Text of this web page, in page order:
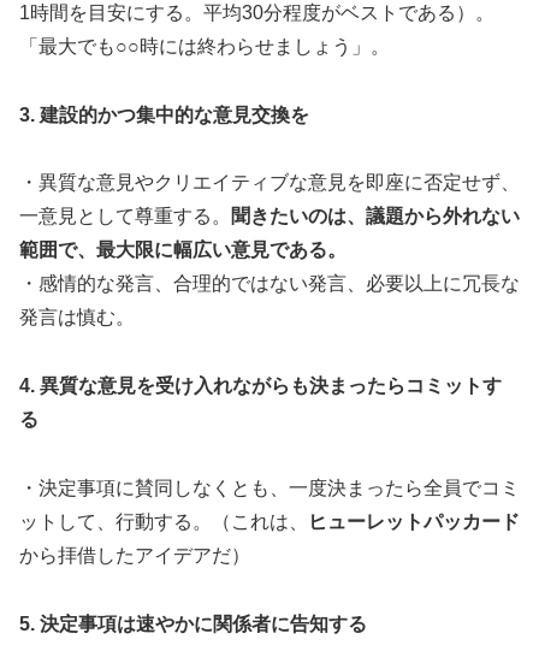
1時間を目安にする。平均30分程度がベストである）。
「最大でも○○時には終わらせましょう」。
3. 建設的かつ集中的な意見交換を
・異質な意見やクリエイティブな意見を即座に否定せず、
一意見として尊重する。
聞きたいのは、議題から外れない
範囲で、最大限に幅広い意見である。
・感情的な発言、合理的ではない発言、必要以上に冗長な
発言は慎む。
4. 異質な意見を受け入れながらも決まったらコミットす
る
・決定事項に賛同しなくとも、一度決まったら全員でコミ
ットして、行動する。（これは、
ヒューレットパッカード
から拝借したアイデアだ）
5. 決定事項は速やかに関係者に告知する